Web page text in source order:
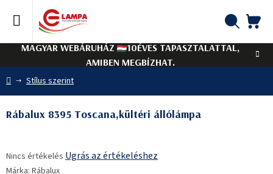
tartalomhoz
MAGYAR WEBÁRUHÁZ
10ÉVES TAPASZTALATTAL,
AMIBEN MEGBÍZHAT.
Kezdőlap
Stílus szerint
Rábalux 8395 Toscana,kültéri állólámpa
termék
Nincs értékelés Ugrás az értékeléshez
Márka: Rábalux